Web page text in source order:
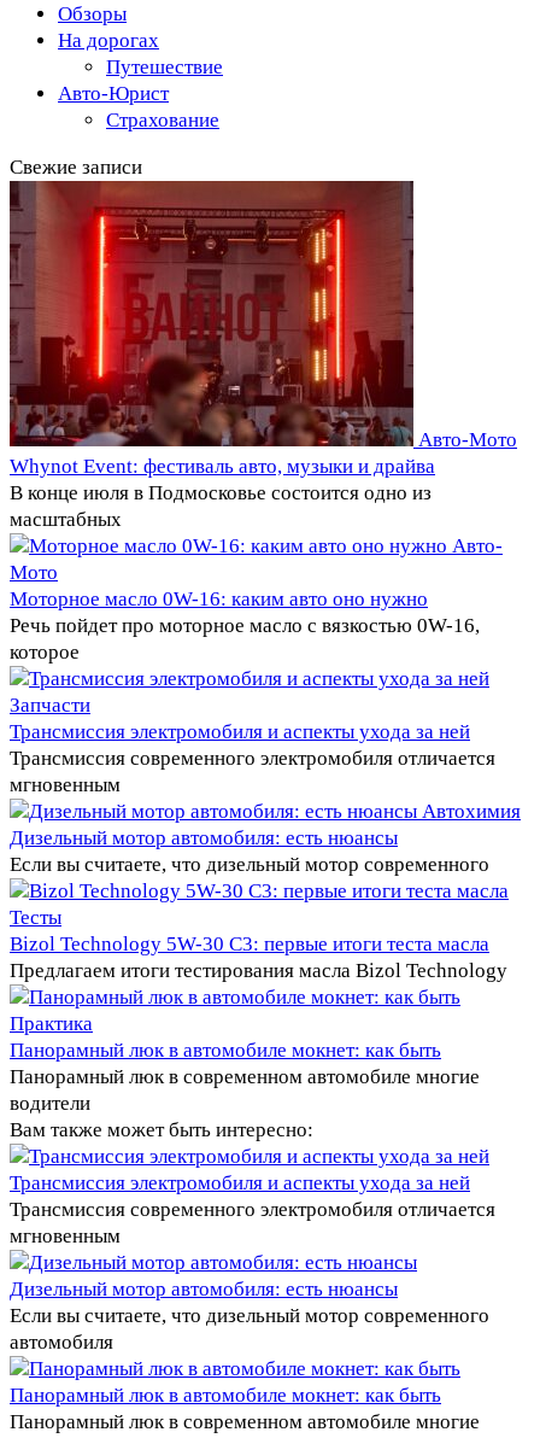
Обзоры
На дорогах
Путешествие
Авто-Юрист
Страхование
Свежие записи
Авто-Мото
Whynot Event: фестиваль авто, музыки и драйва
В конце июля в Подмосковье состоится одно из
масштабных
Авто-
Мото
Моторное масло 0W-16: каким авто оно нужно
Речь пойдет про моторное масло с вязкостью 0W-16,
которое
Запчасти
Трансмиссия электромобиля и аспекты ухода за ней
Трансмиссия современного электромобиля отличается
мгновенным
Автохимия
Дизельный мотор автомобиля: есть нюансы
Если вы считаете, что дизельный мотор современного
Тесты
Bizol Technology 5W-30 C3: первые итоги теста масла
Предлагаем итоги тестирования масла Bizol Technology
Практика
Панорамный люк в автомобиле мокнет: как быть
Панорамный люк в современном автомобиле многие
водители
Вам также может быть интересно:
Трансмиссия электромобиля и аспекты ухода за ней
Трансмиссия современного электромобиля отличается
мгновенным
Дизельный мотор автомобиля: есть нюансы
Если вы считаете, что дизельный мотор современного
автомобиля
Панорамный люк в автомобиле мокнет: как быть
Панорамный люк в современном автомобиле многие